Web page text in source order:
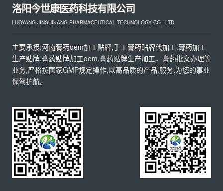
洛阳今世康医药科技有限公司
LUOYANG JINSHIKANG PHARMACEUTICAL TECHNOLOGY CO., LTD
主要承接:河南膏药oem加工贴牌,手工膏药贴牌代加工,膏药加工
生产贴牌,膏药贴牌加工oem,膏药贴牌生产加工，膏药批文办理等
业务,严格按国家GMP规定操作,以高品质的产品,服务,为您的事业
保驾护航。